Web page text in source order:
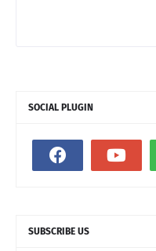
SOCIAL PLUGIN
SUBSCRIBE US